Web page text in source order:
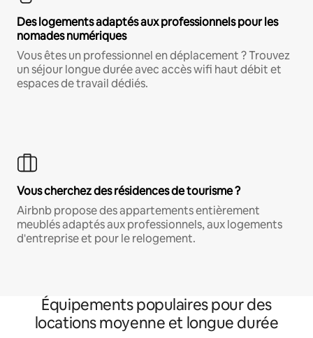
Des logements adaptés aux professionnels pour les
nomades numériques
Vous êtes un professionnel en déplacement ? Trouvez
un séjour longue durée avec accès wifi haut débit et
espaces de travail dédiés.
Vous cherchez des résidences de tourisme ?
Airbnb propose des appartements entièrement
meublés adaptés aux professionnels, aux logements
d'entreprise et pour le relogement.
Équipements populaires pour des
locations moyenne et longue durée